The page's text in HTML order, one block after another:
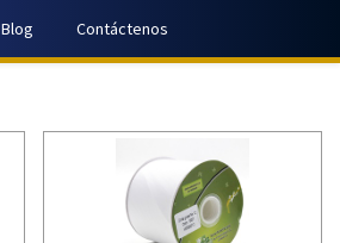
Blog Contáctenos